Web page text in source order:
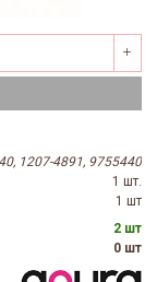
1207-4891, 9755440
1 шт.
1 шт
2 шт
0 шт